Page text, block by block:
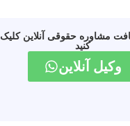
مشاوره حقوقی آنلاین کلیک
کنید
وکیل آنلاین